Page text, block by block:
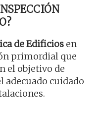
de Edificios en
primordial que
el objetivo de
adecuado cuidado